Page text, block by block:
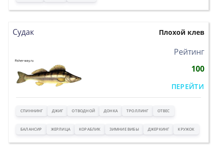
Судак Плохой клев
Рейтинг
100
ПЕРЕЙТИ
СПИННИНГ ДЖИГ ОТВОДНОЙ ДОНКА ТРОЛЛИНГ ОТВЕС
БАЛАНСИР ЖЕРЛИЦА КОРАБЛИК ЗИМНИЕ ВИБЫ ДЖЕРКИНГ КРУЖОК